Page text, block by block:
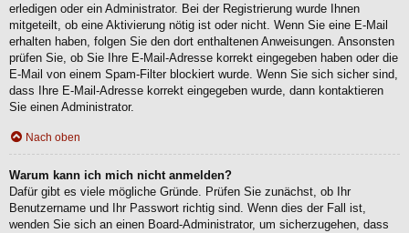
erledigen oder ein Administrator. Bei der Registrierung wurde Ihnen
mitgeteilt, ob eine Aktivierung nötig ist oder nicht. Wenn Sie eine E-Mail
erhalten haben, folgen Sie den dort enthaltenen Anweisungen. Ansonsten
prüfen Sie, ob Sie Ihre E-Mail-Adresse korrekt eingegeben haben oder die
E-Mail von einem Spam-Filter blockiert wurde. Wenn Sie sich sicher sind,
dass Ihre E-Mail-Adresse korrekt eingegeben wurde, dann kontaktieren
Sie einen Administrator.
Nach oben
Warum kann ich mich nicht anmelden?
Dafür gibt es viele mögliche Gründe. Prüfen Sie zunächst, ob Ihr
Benutzername und Ihr Passwort richtig sind. Wenn dies der Fall ist,
wenden Sie sich an einen Board-Administrator, um sicherzugehen, dass